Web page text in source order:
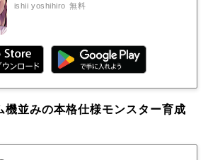
ishii yoshihiro 無料
機並みの本格仕様モンスター育成